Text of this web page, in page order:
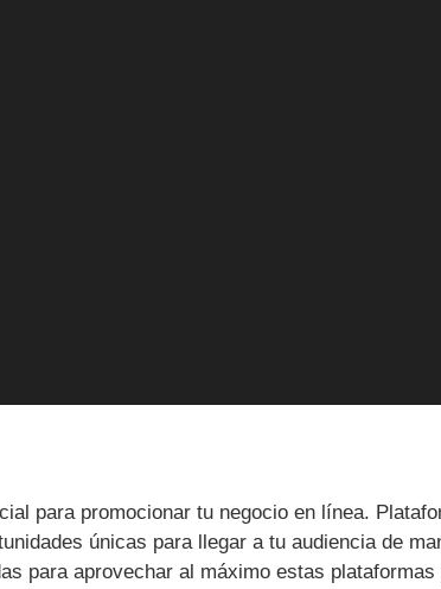
para promocionar tu negocio en línea.
únicas para llegar a tu audiencia de
para aprovechar al máximo estas